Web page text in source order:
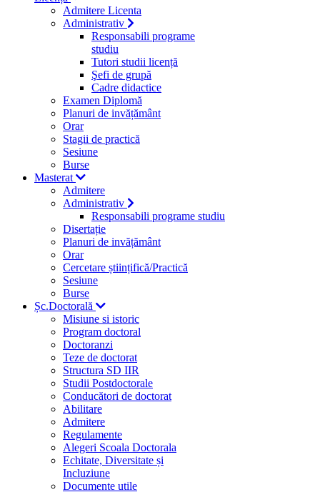
Admitere Licenta
Administrativ
Responsabili programe
studiu
Tutori studii licență
Şefi de grupă
Cadre didactice
Examen Diplomă
Planuri de invățământ
Orar
Stagii de practică
Sesiune
Burse
Masterat
Admitere
Administrativ
Responsabili programe studiu
Disertație
Planuri de invățământ
Orar
Cercetare științifică/Practică
Sesiune
Burse
Șc.Doctorală
Misiune si istoric
Program doctoral
Doctoranzi
Teze de doctorat
Structura SD IIR
Studii Postdoctorale
Conducători de doctorat
Abilitare
Admitere
Regulamente
Alegeri Scoala Doctorala
Echitate, Diversitate și
Incluziune
Documente utile